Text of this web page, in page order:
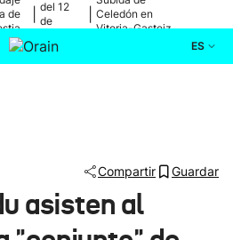
de
del 12
de
Celedón en
Vitoria-Gasteiz
ES
Ikusmiran
Compartir Guardar
asisten al